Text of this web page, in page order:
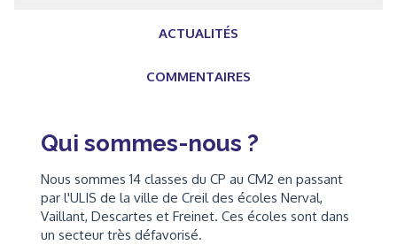
ACTUALITÉS
COMMENTAIRES
Qui sommes-nous ?
Nous sommes 14 classes du CP au CM2 en passant
par l'ULIS de la ville de Creil des écoles Nerval,
Vaillant, Descartes et Freinet. Ces écoles sont dans
un secteur très défavorisé.